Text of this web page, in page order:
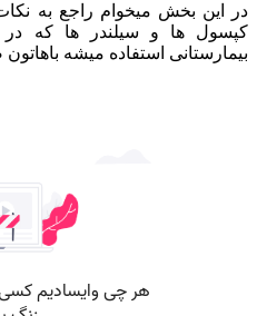
در این بخش میخوام راجع به
کپسول ها و سیلندر ها که
بیمارستانی استفاده میشه